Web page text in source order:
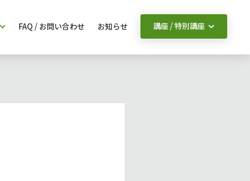
FAQ / お問い合わせ お知らせ 講座 / 特別講座